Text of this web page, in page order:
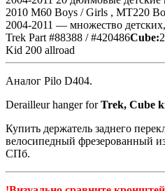
2010 M60 Boys / Girls , MT220
2004-2011 — множество
Trek Part #88388 / #420486Cube:
Kid 200 allroad
Аналог Pilo D404.
Derailleur hanger forTrek, Cube
Купить держатель заднего
велосипедный фрезерованный
СПб.